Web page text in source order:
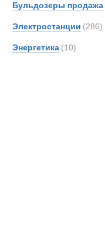
Бульдозеры продажа
Электростанции (286)
Энергетика (10)